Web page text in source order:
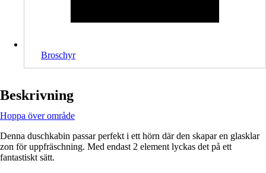
Broschyr
Beskrivning
Hoppa över område
Denna duschkabin passar perfekt i ett hörn där den skapar en glasklar
zon för uppfräschning. Med endast 2 element lyckas det på ett
fantastiskt sätt.